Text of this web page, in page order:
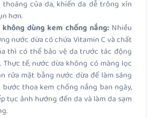
của da, khiến da dễ trông xỉn
hơn.
không dùng kem chống nắng:Nhiều
nước dừa có chứa Vitamin C và chất
thì có thể bảo vệ da trước tác động
Thực tế, nước dừa không có màng lọc
rửa mặt bằng nước dừa để làm sáng
thoa kem chống nắng ban ngày,
tục ảnh hướng đến da và làm da sạm